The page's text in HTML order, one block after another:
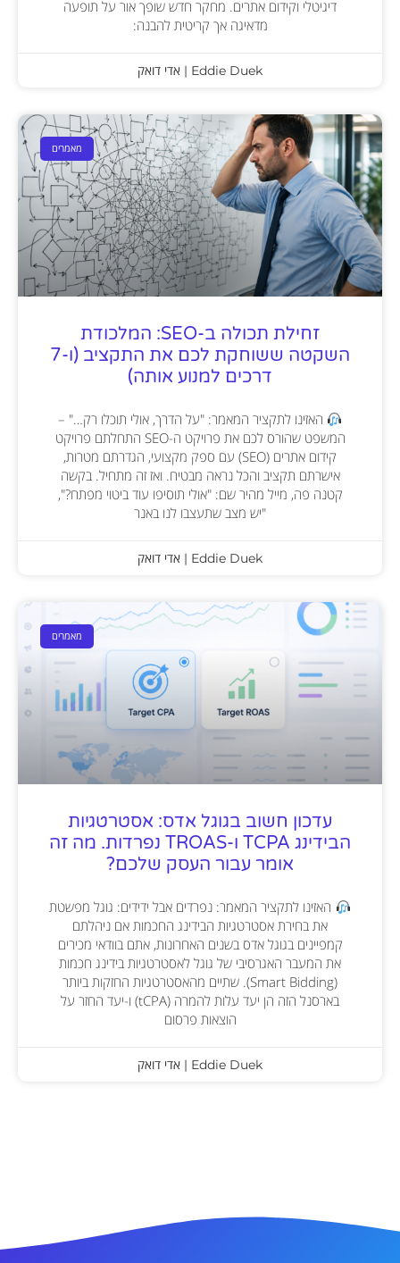
דיגיטלי וקידום אתרים. מחקר חדש שופך אור על תופעה
מדאיגה אך קריטית להבנה:
Eddie Duek | אדי דואק
מאמרים
זחילת תכולה ב-SEO: המלכודת
השקטה ששוחקת לכם את התקציב (ו-7
דרכים למנוע אותה)
האזינו לתקציר המאמר: "על הדרך, אולי תוכלו רק…" –
המשפט שהורס לכם את פרויקט ה-SEO התחלתם פרויקט
קידום אתרים (SEO) עם ספק מקצועי, הגדרתם מטרות,
אישרתם תקציב והכל נראה מבטיח. ואז זה מתחיל. בקשה
קטנה פה, מייל מהיר שם: "אולי תוסיפו עוד ביטוי מפתח?",
"יש מצב שתעצבו לנו באנר
Eddie Duek | אדי דואק
מאמרים
עדכון חשוב בגוגל אדס: אסטרטגיות
הבידינג TCPA ו-TROAS נפרדות. מה זה
אומר עבור העסק שלכם?
האזינו לתקציר המאמר: נפרדים אבל ידידים: גוגל מפשטת
את בחירת אסטרטגיות הבידינג החכמות אם ניהלתם
קמפיינים בגוגל אדס בשנים האחרונות, אתם בוודאי מכירים
את המעבר האגרסיבי של גוגל לאסטרטגיות בידינג חכמות
(Smart Bidding). שתיים מהאסטרטגיות החזקות ביותר
בארסנל הזה הן יעד עלות להמרה (tCPA) ו-יעד החזר על
הוצאות פרסום
Eddie Duek | אדי דואק